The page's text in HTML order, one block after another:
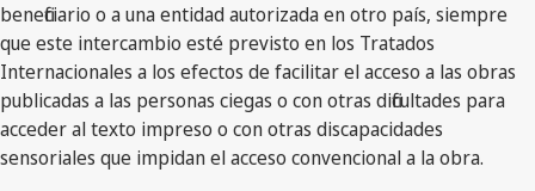
beneficiario o a una entidad autorizada en otro país, siempre
que este intercambio esté previsto en los Tratados
Internacionales a los efectos de facilitar el acceso a las obras
publicadas a las personas ciegas o con otras dificultades para
acceder al texto impreso o con otras discapacidades
sensoriales que impidan el acceso convencional a la obra.